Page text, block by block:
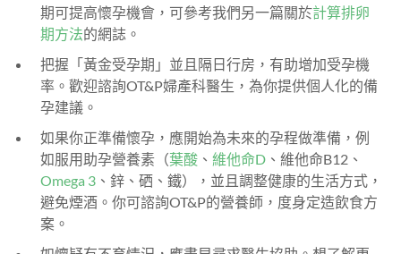
期可提高懷孕機會，可參考我們另一篇關於計算排卵
期方法的網誌。
把握「黃金受孕期」並且隔日行房，有助增加受孕機
率。歡迎諮詢OT&P婦產科醫生，為你提供個人化的備
孕建議。
如果你正準備懷孕，應開始為未來的孕程做準備，例
如服用助孕營養素（葉酸 、 維他命D 、維他命B12、
Omega 3 、鋅、硒、鐵），並且調整健康的生活方式，
避免煙酒。你可諮詢OT&P的營養師，度身定造飲食方
案。